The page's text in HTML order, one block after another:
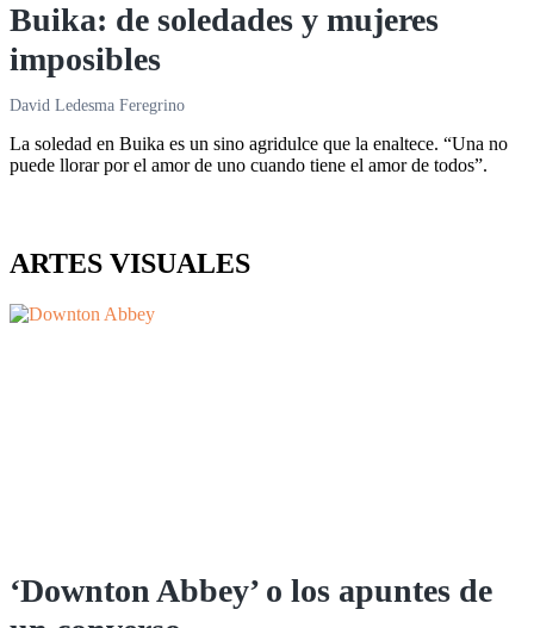
Buika: de soledades y mujeres
imposibles
David Ledesma Feregrino
La soledad en Buika es un sino agridulce que la enaltece. “Una no
puede llorar por el amor de uno cuando tiene el amor de todos”.
ARTES VISUALES
‘Downton Abbey’ o los apuntes de